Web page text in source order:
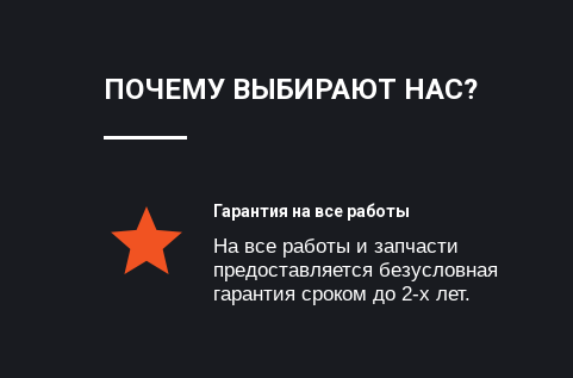
ПОЧЕМУ ВЫБИРАЮТ НАС?
Гарантия на все работы
На все работы и запчасти
предоставляется безусловная
гарантия сроком до 2-х лет.